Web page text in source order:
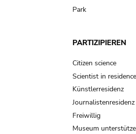
Park
PARTIZIPIEREN
Citizen science
Scientist in residence
Künstlerresidenz
Journalistenresidenz
Freiwillig
Museum